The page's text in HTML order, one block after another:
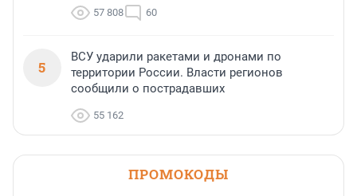
57 808 60
5
ВСУ ударили ракетами и дронами по
территории России. Власти регионов
сообщили о пострадавших
55 162
ПРОМОКОДЫ